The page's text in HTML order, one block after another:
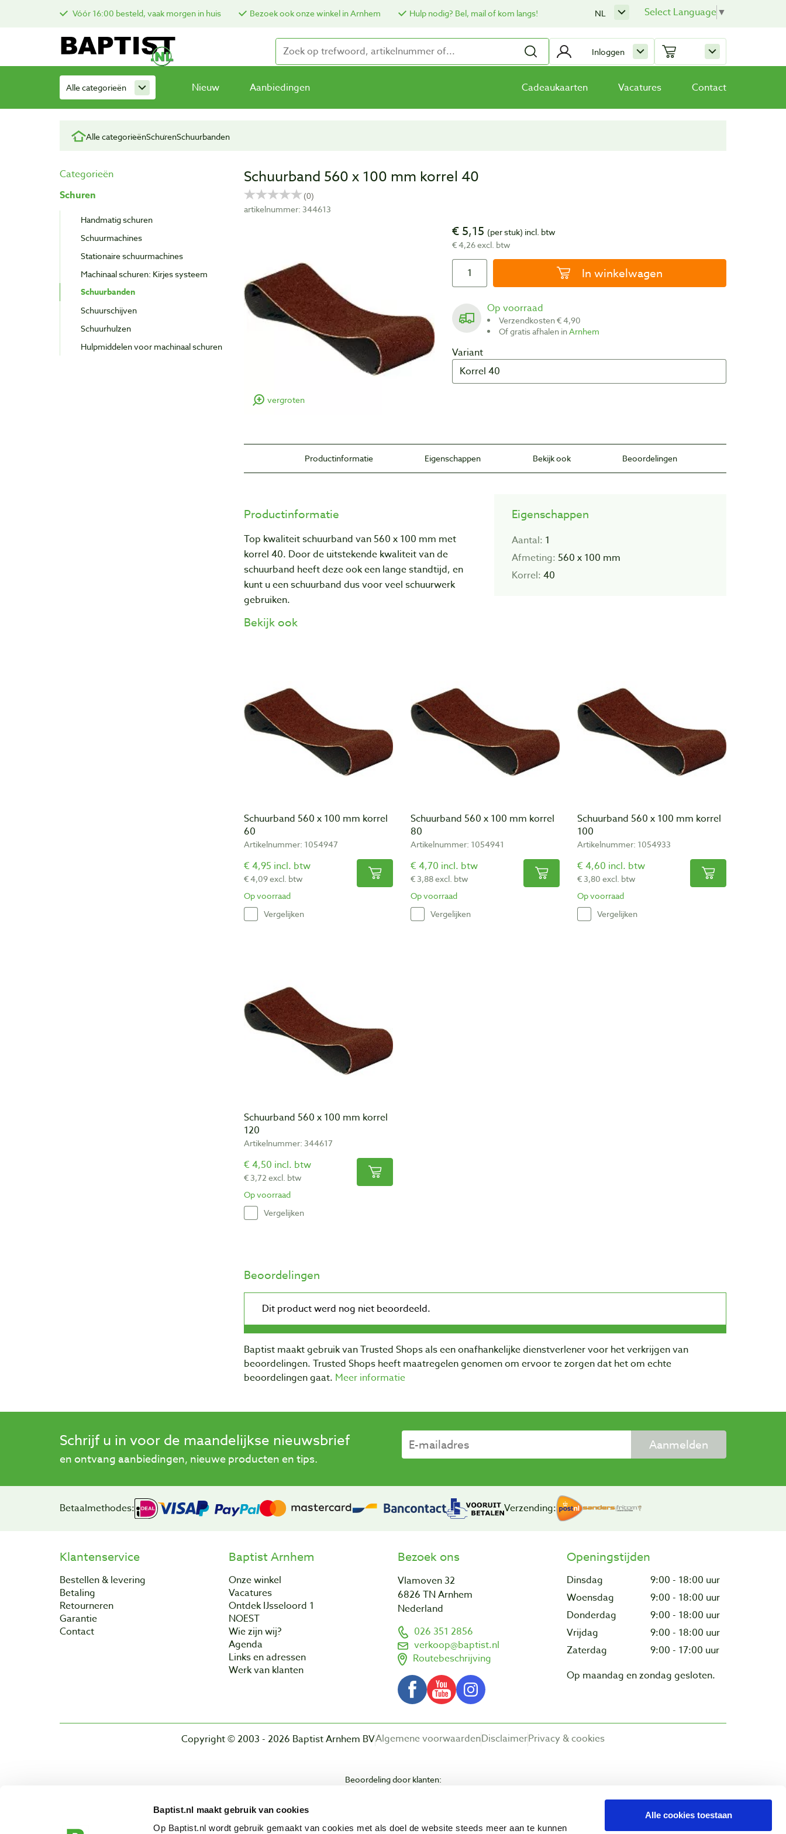
Baptist.nl maakt gebruik van cookies
Op Baptist.nl wordt gebruik gemaakt van cookies met als doel de website steeds meer aan te kunnen
Alle cookies toestaan
Vóór 16:00 besteld, vaak morgen in huis Bezoek ook onze winkel in Arnhem Hulp nodig? Bel, mail of kom langs! Select Language▼
NL
Inloggen
Alle categorieën Nieuw Aanbiedingen Cadeaukaarten Vacatures Contact
Alle categorieënSchurenSchuurbanden
Categorieën
Schuren
Handmatig schuren
Schuurmachines
Stationaire schuurmachines
Machinaal schuren: Kirjes systeem
Schuurbanden
Schuurschijven
Schuurhulzen
Hulpmiddelen voor machinaal schuren
Schuurband 560 x 100 mm korrel 40
artikelnummer: 344613
vergroten
€ 5,15 (per stuk) incl. btw
€ 4,26 excl. btw
In winkelwagen
Op voorraad
Verzendkosten € 4,90
Of gratis afhalen inArnhem
Variant
Productinformatie Eigenschappen Bekijk ook Beoordelingen
Productinformatie
Top kwaliteit schuurband van 560 x 100 mm met
korrel 40. Door de uitstekende kwaliteit van de
schuurband heeft deze ook een lange standtijd, en
kunt u een schuurband dus voor veel schuurwerk
gebruiken.
Eigenschappen
Aantal: 1
Afmeting: 560 x 100 mm
Korrel: 40
Bekijk ook
Schuurband 560 x 100 mm korrel
60
Artikelnummer: 1054947
€ 4,95 incl. btw
€ 4,09 excl. btw
Op voorraad
Vergelijken
Schuurband 560 x 100 mm korrel
80
Artikelnummer: 1054941
€ 4,70 incl. btw
€ 3,88 excl. btw
Op voorraad
Vergelijken
Schuurband 560 x 100 mm korrel
100
Artikelnummer: 1054933
€ 4,60 incl. btw
€ 3,80 excl. btw
Op voorraad
Vergelijken
Schuurband 560 x 100 mm korrel
120
Artikelnummer: 344617
€ 4,50 incl. btw
€ 3,72 excl. btw
Op voorraad
Vergelijken
Beoordelingen
Baptist maakt gebruik van Trusted Shops als een onafhankelijke dienstverlener voor het verkrijgen van
beoordelingen. Trusted Shops heeft maatregelen genomen om ervoor te zorgen dat het om echte
beoordelingen gaat. Meer informatie
Schrijf u in voor de maandelijkse nieuwsbrief
en ontvang aanbiedingen, nieuwe producten en tips.
Aanmelden
Betaalmethodes: Verzending:
Klantenservice
Bestellen & levering
Betaling
Retourneren
Garantie
Contact
Baptist Arnhem
Onze winkel
Vacatures
Ontdek IJsseloord 1
NOEST
Wie zijn wij?
Agenda
Links en adressen
Werk van klanten
Bezoek ons
Vlamoven 32
6826 TN Arnhem
Nederland
026 351 2856
verkoop@baptist.nl
Routebeschrijving
Openingstijden
Dinsdag
9:00 - 18:00 uur
Woensdag
9:00 - 18:00 uur
Donderdag
9:00 - 18:00 uur
Vrijdag
9:00 - 18:00 uur
Zaterdag
9:00 - 17:00 uur
Op maandag en zondag gesloten.
Algemene voorwaardenDisclaimerPrivacy & cookies
Copyright © 2003 - 2026 Baptist Arnhem BV
Beoordeling door klanten: